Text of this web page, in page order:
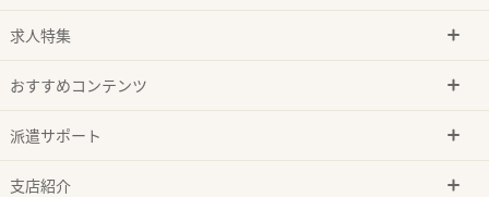
求人特集
おすすめコンテンツ
派遣サポート
支店紹介